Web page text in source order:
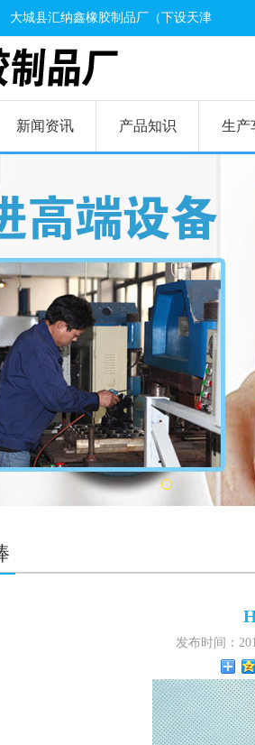
大城县汇纳鑫橡胶制品厂（下设天津汇纳鑫
新闻资讯 产品知识 生产
发布时间：